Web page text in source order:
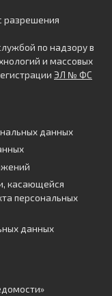
разрешения
по надзору в
и массовых
ЭЛ № ФС
данных
касающейся
персональных
данных